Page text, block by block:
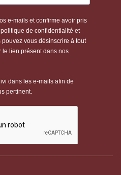
Détermine
l'appétence, la
conductivité
favorisant la
répartition des
points de
contact sur la